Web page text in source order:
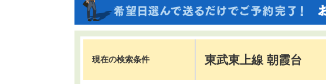
現在の検索条件 東武東上線 朝霞台